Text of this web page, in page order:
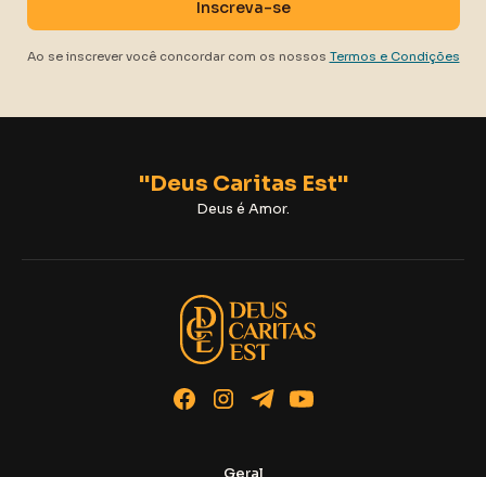
Ao se inscrever você concordar com os nossos Termos e Condições
"Deus Caritas Est"
Deus é Amor.
Geral